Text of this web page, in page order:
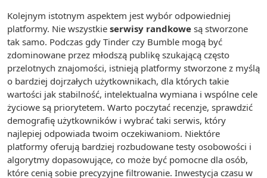
Kolejnym istotnym aspektem jest wybór odpowiedniej
platformy. Nie wszystkie serwisy randkowe są stworzone
tak samo. Podczas gdy Tinder czy Bumble mogą być
zdominowane przez młodszą publikę szukającą często
przelotnych znajomości, istnieją platformy stworzone z myślą
o bardziej dojrzałych użytkownikach, dla których takie
wartości jak stabilność, intelektualna wymiana i wspólne cele
życiowe są priorytetem. Warto poczytać recenzje, sprawdzić
demografię użytkowników i wybrać taki serwis, który
najlepiej odpowiada twoim oczekiwaniom. Niektóre
platformy oferują bardziej rozbudowane testy osobowości i
algorytmy dopasowujące, co może być pomocne dla osób,
które cenią sobie precyzyjne filtrowanie. Inwestycja czasu w